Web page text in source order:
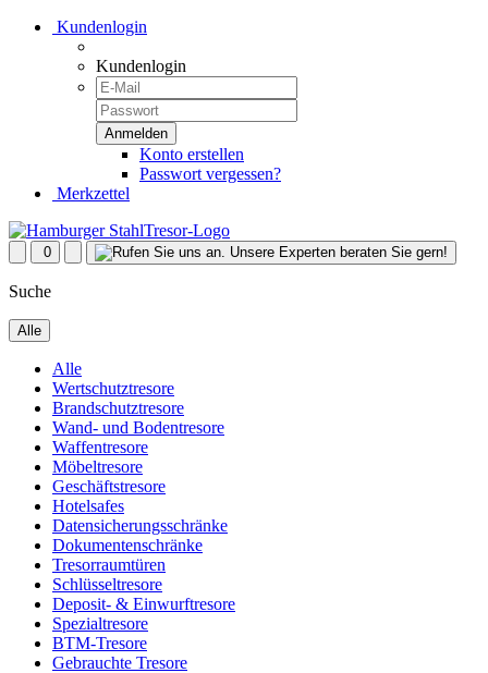
Kundenlogin
Kundenlogin
Konto erstellen
Passwort vergessen?
Merkzettel
0
Suche
Alle
Alle
Wertschutztresore
Brandschutztresore
Wand- und Bodentresore
Waffentresore
Möbeltresore
Geschäftstresore
Hotelsafes
Datensicherungsschränke
Dokumentenschränke
Tresorraumtüren
Schlüsseltresore
Deposit- & Einwurftresore
Spezialtresore
BTM-Tresore
Gebrauchte Tresore